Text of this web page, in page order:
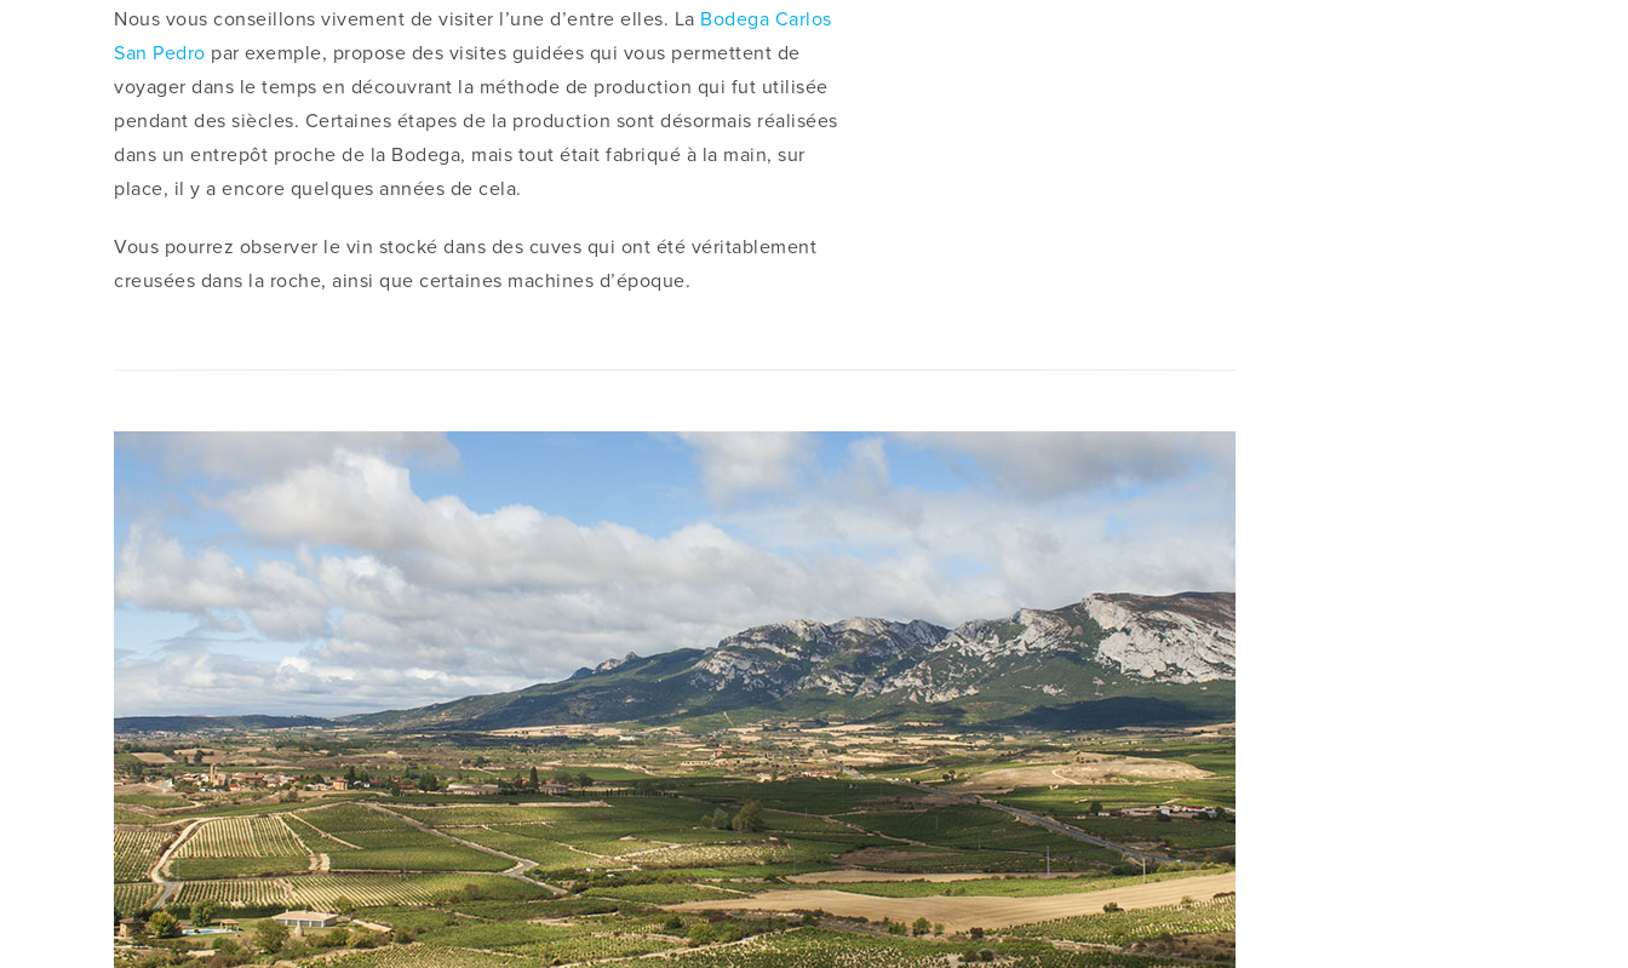
Nous vous conseillons vivement de visiter l’une d’entre elles. La Bodega Carlos
San Pedro par exemple, propose des visites guidées qui vous permettent de
voyager dans le temps en découvrant la méthode de production qui fut utilisée
pendant des siècles. Certaines étapes de la production sont désormais réalisées
dans un entrepôt proche de la Bodega, mais tout était fabriqué à la main, sur
place, il y a encore quelques années de cela.
Vous pourrez observer le vin stocké dans des cuves qui ont été véritablement
creusées dans la roche, ainsi que certaines machines d’époque.